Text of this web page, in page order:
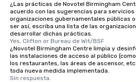
¿Las prácticas de Novotel Birmingham
acuerdo con las sugerencias para
organizaciones gubernamentales públicas
ser así, escriba una lista de las
desarrollar dichas prácticas.
Yes, Clifton or Bureau de Wit/BSF
¿Novotel Birmingham Centre limpia y
las instalaciones de acceso al público
los restaurantes, las áreas de ascensor,
toda nueva medida implementada.
Sin respuesta.